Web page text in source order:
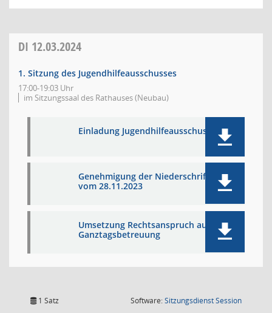
DI 12.03.2024
1. Sitzung des Jugendhilfeausschusses
17:00-19:03 Uhr
im Sitzungssaal des Rathauses (Neubau)
Einladung Jugendhilfeausschuss
Genehmigung der Niederschrift
vom 28.11.2023
Umsetzung Rechtsanspruch auf
Ganztagsbetreuung
1 Satz Software:SitzungsdienstSession(Wird in